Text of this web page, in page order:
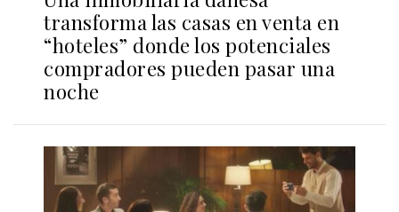
transforma las casas en venta en
“hoteles” donde los potenciales
compradores pueden pasar una
noche